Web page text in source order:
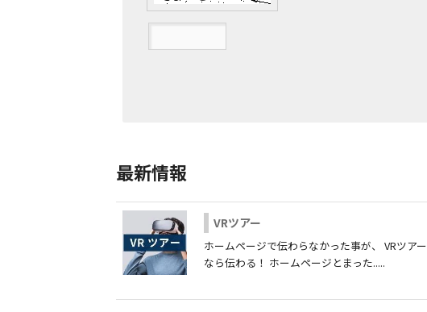
最新情報
VRツアー
ホームページで伝わらなかった事が、 VRツアー
なら伝わる！ ホームページとまった.....